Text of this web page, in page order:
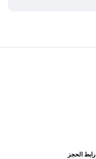
رابط الحجز